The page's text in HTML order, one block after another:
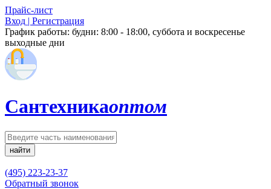
Прайс-лист
Вход | Регистрация
График работы: будни: 8:00 - 18:00, суббота и воскресенье
выходные дни
Сантехникаоптом
найти
(495) 223-23-37
Обратный звонок